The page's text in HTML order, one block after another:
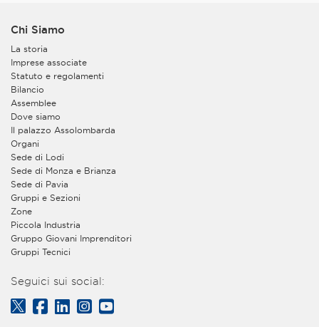
Chi Siamo
La storia
Imprese associate
Statuto e regolamenti
Bilancio
Assemblee
Dove siamo
Il palazzo Assolombarda
Organi
Sede di Lodi
Sede di Monza e Brianza
Sede di Pavia
Gruppi e Sezioni
Zone
Piccola Industria
Gruppo Giovani Imprenditori
Gruppi Tecnici
Seguici sui social: